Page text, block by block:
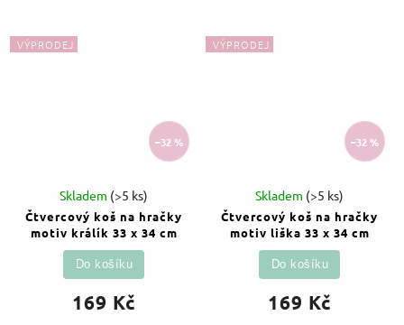
VÝPRODEJ
–32 %
Čtvercový koš na hračky
motiv králík 33 x 34 cm
Skladem (>5 ks)
169 Kč
Do košíku
VÝPRODEJ
–32 %
Čtvercový koš na hračky
motiv liška 33 x 34 cm
Skladem (>5 ks)
169 Kč
Do košíku